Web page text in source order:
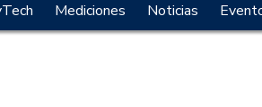
Mediciones Noticias